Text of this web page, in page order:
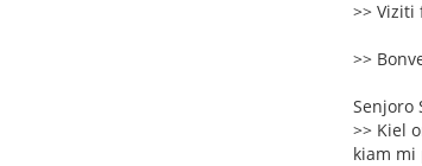
>> Viziti
>>
Senjoro
>> Kiel
kiam mi